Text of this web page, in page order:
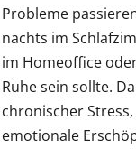
Probleme
nachts im
im Homeoffice
Ruhe sein sollte.
chronischer
emotionale